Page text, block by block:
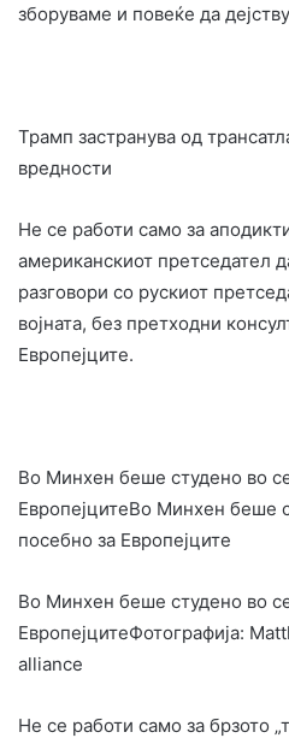
зборуваме и повеќе да
Трамп застранува од
вредности
Не се работи само за
американскиот претседател
разговори со рускиот
војната, без претходни
Европејците.
Во Минхен беше студено во
ЕвропејцитеВо Минхен беше
посебно за Европејците
Во Минхен беше студено во
ЕвропејцитеФотографија:
alliance
Не се работи само за брзото